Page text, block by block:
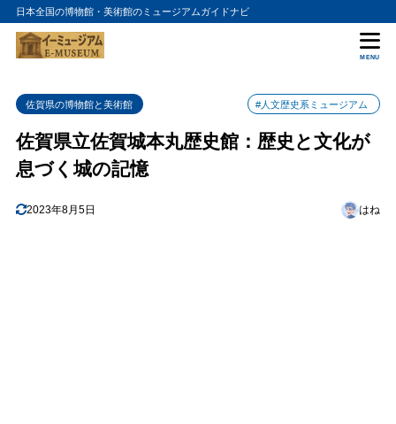
日本全国の博物館・美術館のミュージアムガイドナビ
MENU
佐賀県の博物館と美術館 #人文歴史系ミュージアム
佐賀県立佐賀城本丸歴史館：歴史と文化が
息づく城の記憶
2023年8月5日 はね
目次
1 佐賀城の歴史を紐解く
3 アクセス情報
5 佐賀県立佐賀城本丸歴史館の入館料金